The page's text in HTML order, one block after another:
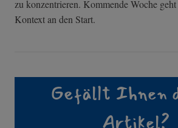
zu konzentrieren. Kommende Woche
Kontext an den Start.
Gefällt Ihnen